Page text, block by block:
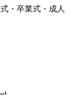
・卒業式・成人